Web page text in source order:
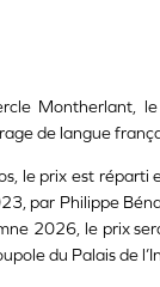
Montherlant, le
de langue
le prix est
par Philippe
2026, le prix
du Palais de